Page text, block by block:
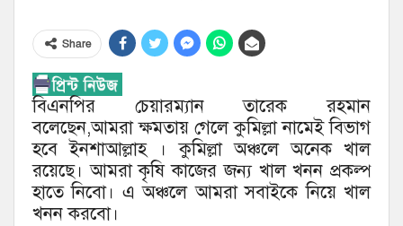
Share
বিএনপির চেয়ারম্যান তারেক রহমান
বলেছেন,আমরা ক্ষমতায় গেলে কুমিল্লা নামেই বিভাগ
হবে ইনশাআল্লাহ । কুমিল্লা অঞ্চলে অনেক খাল
রয়েছে। আমরা কৃষি কাজের জন্য খাল খনন প্রকল্প
হাতে নিবো। এ অঞ্চলে আমরা সবাইকে নিয়ে খাল
খনন করবো।